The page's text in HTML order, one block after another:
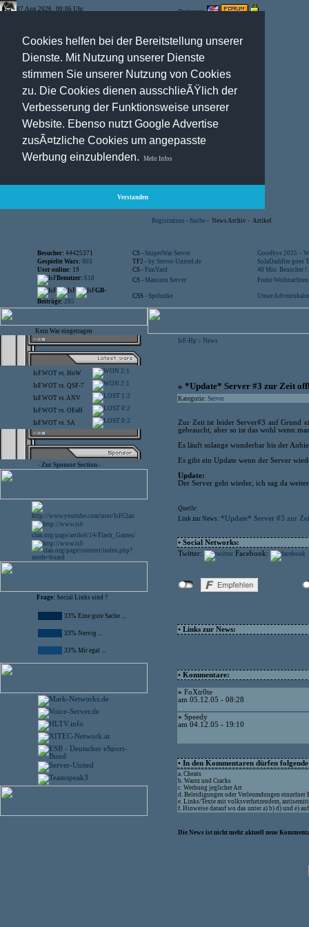
Cookies helfen bei der Bereitstellung unserer
Dienste. Mit Nutzung unserer Dienste
stimmen Sie unserer Nutzung von Cookies
zu. Die Cookies dienen ausschlieÃŸlich der
Verbesserung der Funktionsweise unserer
Website. Ebenso nutzt Google Advertise
zusÃ¤tzliche Cookies um angepasste
Werbung einzublenden.
Mehr Infos
Verstanden
07.Aug.2026 , 00:06 Uhr Optionen:
Registration - Suche - News Archiv - Artikel
Besucher: 44425371 CS - SniperWar Server
Goodbye 2025 –
Gespielte Wars: 803 TF2 - by Server-United.de
SofaDaddler goes
User online: 19 CS - FunYard
40 Mio. Beuscher
Benutzer: 618 CS - Mansion Server
Frohe
GB-
Beiträge: 285
CSS - Spelunke Unser
Kein War eingetragen
IsF.WOT vs. HoW 2:1
IsF.WOT vs. QSF-7 2:1
IsF.WOT vs.ANV 1:2
IsF.WOT vs. OFaH 0:2
IsF.WOT vs. SA 0:2
- Zur Sponsor Section -
Frage: Social Links sind ?
33% Eine gute Sache ...
33% Nervig ...
33% Mir egal ...
IsF-Hp > News
» *Update* Server #3 zur Zeit
Kategorie: Server
Zur Zeit ist leider Server#3 auf Grund
gebraucht, aber so ist das wohl wenn
Es läuft solange wunderbar bis der
Es gibt ein Update wenn der Server
Update:
Der Server geht wieder, ich sag da
Quelle:
Link zur News: *Update* Server #3 zur
• Social Networks:
Twitter:
Facebook:
• Links zur News:
• Kommentare:
» FoXtr0te
am 05.12.05 - 08:28
» Speedy
am 04.12.05 - 19:10
• In den Kommentaren dürfen
a. Cheats
b. Warez und Cracks
c. Werbung jeglicher Art
d. Beleidigungen oder Verleumdungen einzelner
e. Links/Texte mit volksverhetzendem,
f. Hinweise darauf wo das unter a) b) d) und e)
Die News ist nicht mehr aktuell neue